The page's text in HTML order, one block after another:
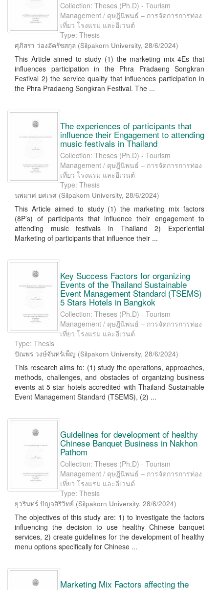
Collection: Theses (Ph.D) - Tourism
Management / ดุษฎีนิพนธ์ – การจัดการการท่อง
เที่ยว โรงแรม และอีเวนต์
Type: Thesis
ศุภิสรา ว่องอัครัชสกุล (Silpakorn University, 28/6/2024)
This Article aimed to study (1) the marketing mix 4Es that
influences participation in the Phra Pradaeng Songkran
Festival 2) the service quality that influences participation in
the Phra Pradaeng Songkran Festival. The ...
The experiences of participants that
influence their Engagement to attending
music festivals in Thailand
Collection: Theses (Ph.D) - Tourism
Management / ดุษฎีนิพนธ์ – การจัดการการท่อง
เที่ยว โรงแรม และอีเวนต์
Type: Thesis
นพมาศ ยศเรศ (Silpakorn University, 28/6/2024)
This Article aimed to study (1) the marketing mix factors
(8P’s) of participants that influence their engagement to
attending music festivals in Thailand 2) Experiential
Marketing of participants that influence their ...
Key Success Factors for organizing
Events of the Thailand Sustainable
Event Management Standard (TSEMS)
5 Stars Hotels in Bangkok
Collection: Theses (Ph.D) - Tourism
Management / ดุษฎีนิพนธ์ – การจัดการการท่อง
เที่ยว โรงแรม และอีเวนต์
Type: Thesis
ปัณพร วงษ์จันทร์เพ็ญ (Silpakorn University, 28/6/2024)
This research aims to: (1) study the operations, approaches,
methods, challenges, and obstacles of organizing business
events at 5-star hotels accredited with Thailand Sustainable
Event Management Standard (TSEMS), (2) ...
Guidelines for development of healthy
Chinese Banquet Business in Nakhon
Pathom
Collection: Theses (Ph.D) - Tourism
Management / ดุษฎีนิพนธ์ – การจัดการการท่อง
เที่ยว โรงแรม และอีเวนต์
Type: Thesis
ยุวรินทร์ ปัญจสิริวิทย์ (Silpakorn University, 28/6/2024)
The objectives of this study are: 1) to investigate the factors
influencing the decision to use healthy Chinese banquet
services, 2) create guidelines for the development of healthy
menu options specifically for Chinese ...
Marketing Mix Factors affecting the